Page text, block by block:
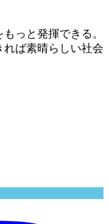
っと発揮できる。
ば素晴らしい社会